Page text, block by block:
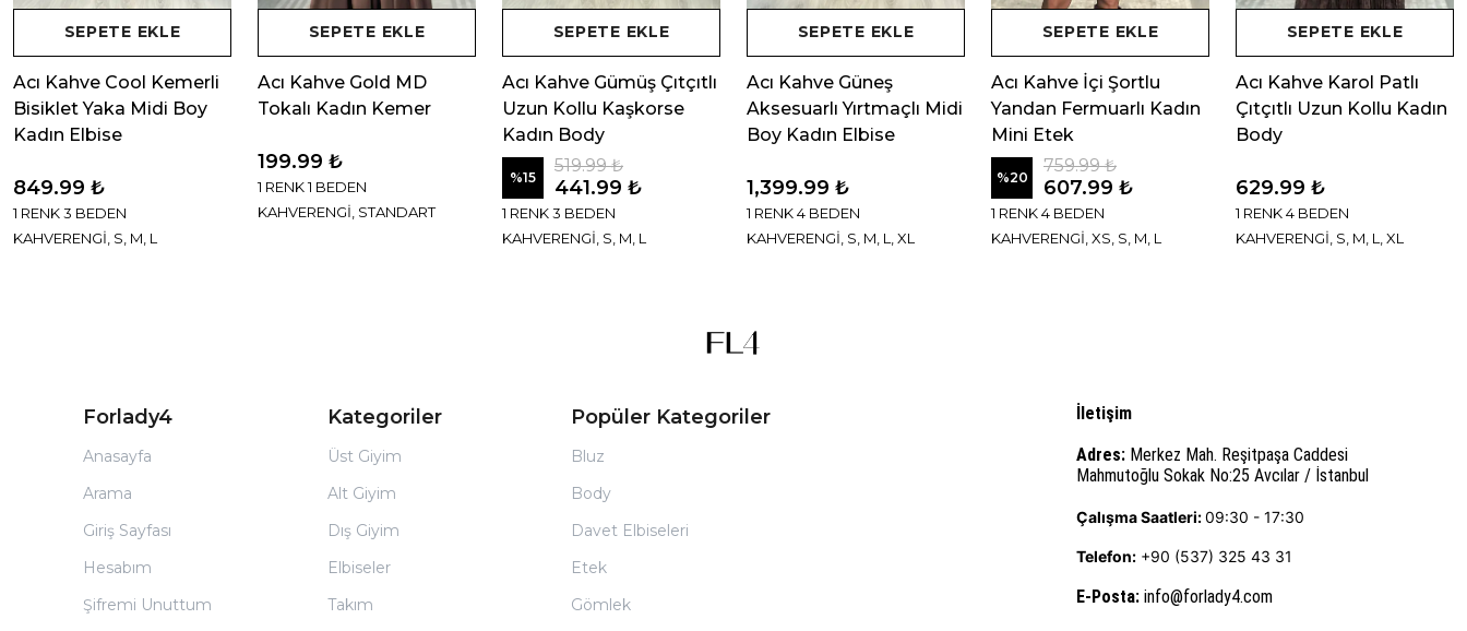
SEPETE EKLE
Acı Kahve Cool Kemerli
Bisiklet Yaka Midi Boy
Kadın Elbise
849.99 ₺
1 RENK 3 BEDEN
KAHVERENGİ, S, M, L
SEPETE EKLE
Acı Kahve Gold MD
Tokalı Kadın Kemer
199.99 ₺
1 RENK 1 BEDEN
KAHVERENGİ, STANDART
SEPETE EKLE
Acı Kahve Gümüş Çıtçıtlı
Uzun Kollu Kaşkorse
Kadın Body
%15
519.99 ₺
441.99 ₺
1 RENK 3 BEDEN
KAHVERENGİ, S, M, L
SEPETE EKLE
Acı Kahve Güneş
Aksesuarlı Yırtmaçlı Midi
Boy Kadın Elbise
1,399.99 ₺
1 RENK 4 BEDEN
KAHVERENGİ, S, M, L, XL
SEPETE EKLE
Acı Kahve İçi Şortlu
Yandan Fermuarlı Kadın
Mini Etek
%20
759.99 ₺
607.99 ₺
1 RENK 4 BEDEN
KAHVERENGİ, XS, S, M, L
SEPETE EKLE
Acı Kahve Karol Patlı
Çıtçıtlı Uzun Kollu Kadın
Body
629.99 ₺
1 RENK 4 BEDEN
KAHVERENGİ, S, M, L, XL
Forlady4
Anasayfa
Arama
Giriş Sayfası
Hesabım
Şifremi Unuttum
Kategoriler
Üst Giyim
Alt Giyim
Dış Giyim
Elbiseler
Takım
Popüler Kategoriler
Bluz
Body
Davet Elbiseleri
Etek
Gömlek
İletişim
Adres: Merkez Mah. Reşitpaşa Caddesi
Mahmutoğlu Sokak No:25 Avcılar / İstanbul
Çalışma Saatleri:09:30 - 17:30
Telefon: +90 (537) 325 43 31
E-Posta: info@forlady4.com